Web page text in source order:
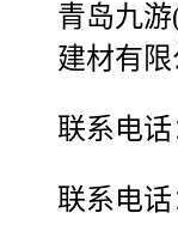
青岛九游
建材有限
联系电话
联系电话